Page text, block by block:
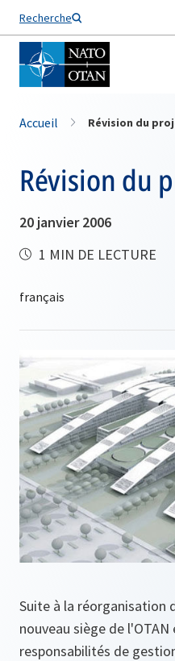
Recherche
Nom de famille*
Accueil Révision du
Révision du
20 janvier 2006
1 MIN DE LECTURE
Suite à la réorganisation
nouveau siège de
responsabilités de